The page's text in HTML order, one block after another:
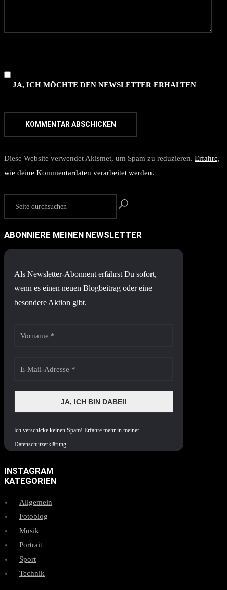
JA, ICH MÖCHTE DEN NEWSLETTER ERHALTEN
Diese Website verwendet Akismet, um Spam zu reduzieren. Erfahre,
wie deine Kommentardaten verarbeitet werden.
ABONNIERE MEINEN NEWSLETTER
Als Newsletter-Abonnent erfährst Du sofort,
wenn es einen neuen Blogbeitrag oder eine
besondere Aktion gibt.
ch verschicke keinen Spam! Erfahre mehr in meiner
Datenschutzerklärung.
INSTAGRAM
KATEGORIEN
Allgemein
Fotoblog
Musik
Portrait
Sport
Technik